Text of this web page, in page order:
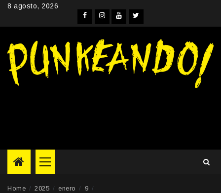
Skip8 agosto, 2026
Facebook
Instagram
YouTube
Twitter
Primary
Menu
Home 2025 enero
9